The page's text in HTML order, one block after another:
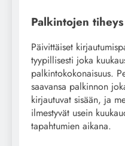
Palkintojen
Päivittäiset
tyypillisesti joka
palkintokokonaisuus.
saavansa palkinnon
kirjautuvat sisään, ja
ilmestyvät usein
tapahtumien aikana.